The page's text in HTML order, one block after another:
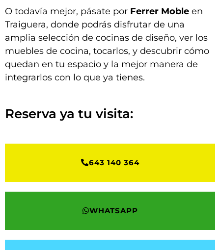
O todavía mejor, pásate por Ferrer Moble en
Traiguera, donde podrás disfrutar de una
amplia selección de cocinas de diseño, ver los
muebles de cocina, tocarlos, y descubrir cómo
quedan en tu espacio y la mejor manera de
integrarlos con lo que ya tienes.
Reserva ya tu visita:
643 140 364
WHATSAPP